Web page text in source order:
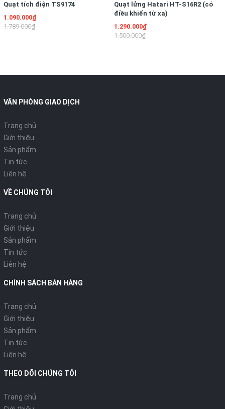
Lẩu và nướng là hai món ăn không thể thiếu trong những
thể quay quần, đoàn tụ bên nhau. Nhưng vừa nấu lẩu, vừa
gian của các chị em phụ nữ. Vớibếp lẩu nướng đa năng
nguồn. Bếp phù hợp với kiểu ăn lẩu và nướng cho khoảng 5-7
được làm bằng nhựa cứng cao cấp màu nâu nhạt, chống
phù trên bề mặt lòng chảo và lòng nồi, bếp lẩu nướng
ăn lại vừa không làm mất đi chất dinh dưỡng của thực phẩm
Tay cầm được thiết kế chắc chắn bằng nhựa cao cấp màu
đèn báo hiệu dễ sử dụng và quan sát, giúp người dùng dễ
Quạt tích điện TS9174
1.090.000₫
1.789.000₫
Quạt lửng Hatari HT-S16R2 (có
điều khiển từ xa)
1.290.000₫
1.500.000₫
VĂN PHÒNG GIAO DỊCH
Trang chủ
Giới thiệu
Sản phẩm
Tin tức
Liên hệ
VỀ CHÚNG TÔI
Trang chủ
Giới thiệu
Sản phẩm
Tin tức
Liên hệ
CHÍNH SÁCH BÁN HÀNG
Trang chủ
Giới thiệu
Sản phẩm
Tin tức
Liên hệ
THEO DÕI CHÚNG TÔI
Trang chủ